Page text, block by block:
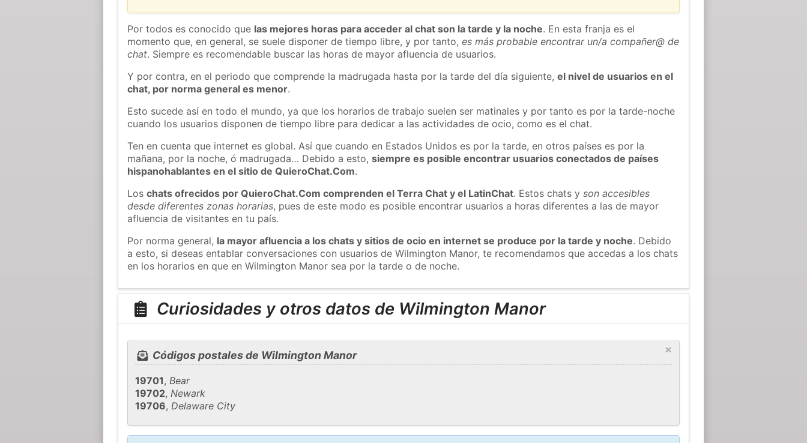
Por todos es conocido que las mejores horas para acceder al chat son la tarde y la noche. En esta franja es el
momento que, en general, se suele disponer de tiempo libre, y por tanto,es más probable encontrar un/a compañer@ de
chat. Siempre es recomendable buscar las horas de mayor afluencia de usuarios.
Y por contra, en el periodo que comprende la madrugada hasta por la tarde del día siguiente,el nivel de usuarios en el
chat, por norma general es menor.
Esto sucede así en todo el mundo, ya que los horarios de trabajo suelen ser matinales y por tanto es por la tarde-noche
cuando los usuarios disponen de tiempo libre para dedicar a las actividades de ocio, como es el chat.
Ten en cuenta que internet es global. Así que cuando en Estados Unidos es por la tarde, en otros países es por la
mañana, por la noche, ó madrugada… Debido a esto,siempre es posible encontrar usuarios conectados de países
hispanohablantes en el sitio de QuieroChat.Com.
Loschats ofrecidos por QuieroChat.Com comprenden el Terra Chat y el LatinChat. Estos chats yson accesibles
desde diferentes zonas horarias, pues de este modo es posible encontrar usuarios a horas diferentes a las de mayor
afluencia de visitantes en tu país.
Por norma general, la mayor afluencia a los chats y sitios de ocio en internet se produce por la tarde y noche. Debido
a esto, si deseas entablar conversaciones con usuarios de Wilmington Manor, te recomendamos que accedas a los chats
en los horarios en que en Wilmington Manor sea por la tarde o de noche.
Curiosidades y otros datos de Wilmington Manor
×
Códigos postales de Wilmington Manor
19701,Bear
19702,Newark
19706,Delaware City